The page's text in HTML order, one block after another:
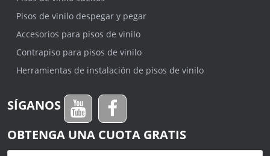
Pisos de vinilo despegar y pegar
Accesorios para pisos de vinilo
Contrapiso para pisos de vinilo
Herramientas de instalación de pisos de vinilo
SÍGANOS
OBTENGA UNA CUOTA GRATIS